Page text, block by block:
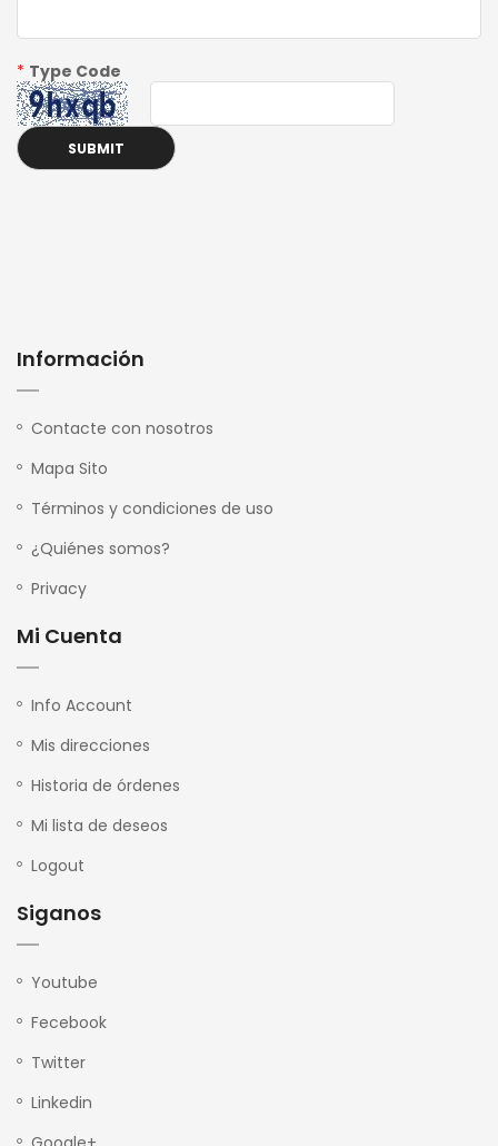
* Type Code
Información
Contacte con nosotros
Mapa Sito
Términos y condiciones de uso
¿Quiénes somos?
Privacy
Mi Cuenta
Info Account
Mis direcciones
Historia de órdenes
Mi lista de deseos
Logout
Siganos
Youtube
Fecebook
Twitter
Linkedin